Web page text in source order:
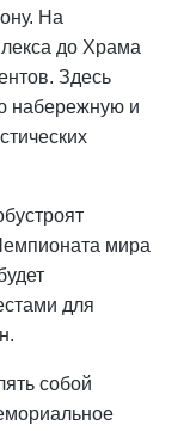
На
до Храма
Здесь
набережную и
мира
для
собой